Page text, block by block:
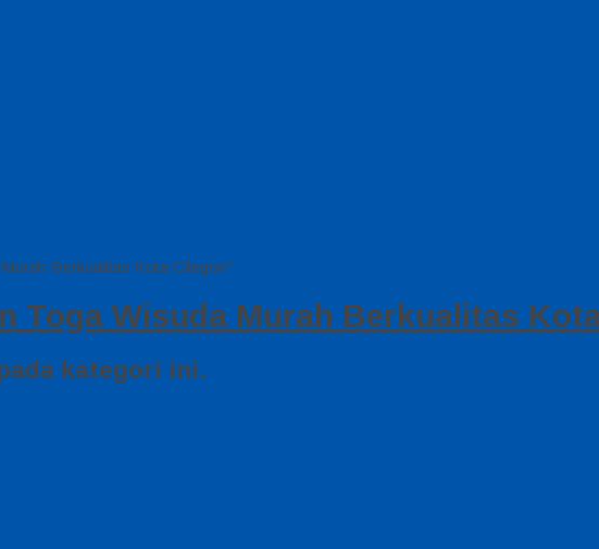
Berkualitas Kota Cilegon"
Toga Wisuda Murah Berkualitas
kategori ini.